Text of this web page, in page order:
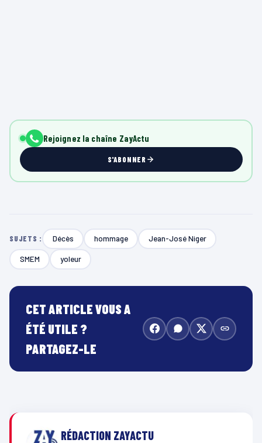
Rejoignez la chaîne ZayActu
S'ABONNER
SUJETS : Décès hommage Jean-José Niger
SMEM yoleur
CET ARTICLE VOUS A
ÉTÉ UTILE ?
PARTAGEZ-LE
RÉDACTION ZAYACTU